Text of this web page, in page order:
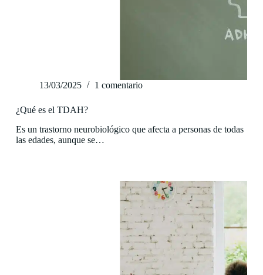
13/03/2025 1 comentario
¿Qué es el TDAH?
Es un trastorno neurobiológico que afecta a personas de todas
las edades, aunque se…